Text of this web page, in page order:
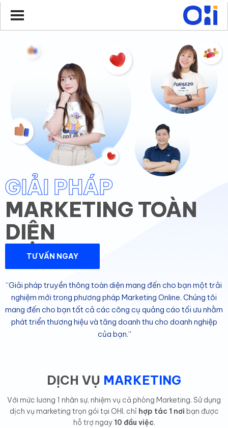
GIẢI PHÁP
MARKETING TOÀN
DIỆN
TƯ VẤN NGAY
“Giải pháp truyền thông toàn diện mang đến cho bạn một trải
nghiệm mới trong phương pháp Marketing Online. Chúng tôi
mang đến cho bạn tất cả các công cụ quảng cáo tối ưu nhằm
phát triển thương hiệu và tăng doanh thu cho doanh nghiệp
của bạn.”
DỊCH VỤ MARKETING
Với mức lương 1 nhân sự, nhiệm vụ cả phòng Marketing. Sử dụng
dịch vụ marketing trọn gói tại OHI, chỉ hợp tác 1 nơi bạn được
hỗ trợ ngay 10 đầu việc.